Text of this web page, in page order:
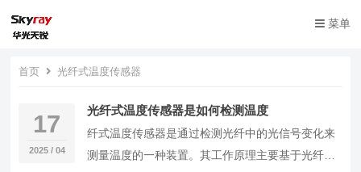
菜单
首页 光纤式温度传感器
17
2025 / 04
光纤式温度传感器是如何检测温度
纤式温度传感器是通过检测光纤中的光信号变化来
测量温度的一种装置。其工作原理主要基于光纤的